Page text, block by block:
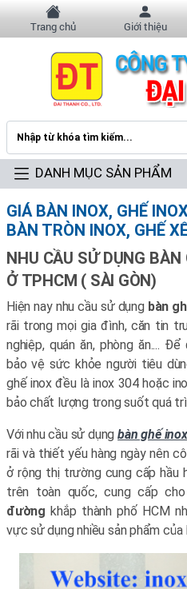
Trang chủ Giới thiệu
DANH MỤC SẢN PHẨM
GIÁ BÀN INOX, GHẾ
BÀN TRÒN INOX, GHẾ
NHU CẦU SỬ DỤNG
Ở TPHCM ( SÀI GÒN)
Hiện nay nhu cầu sử dụng bàn
rãi trong mọi gia đình, căn tin
nghiệp, quán ăn, phòng ăn....
bảo vệ sức khỏe người tiêu
ghế inox đều là inox 304 hoặc
bảo chất lượng trong suốt quá
Với nhu cầu sử dụngbàn ghế
rãi và thiết yếu hàng ngày nên
ở rộng thị trường cung cấp hầu
trên toàn quốc, cung cấp
đường khắp thành phố HCM
vực sử dụng nhiều sản phẩm